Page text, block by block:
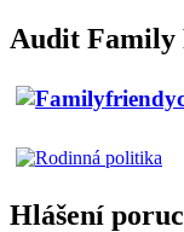
Audit Family
Hlášení